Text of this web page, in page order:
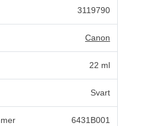
3119790
Canon
22 ml
Svart
6431B001